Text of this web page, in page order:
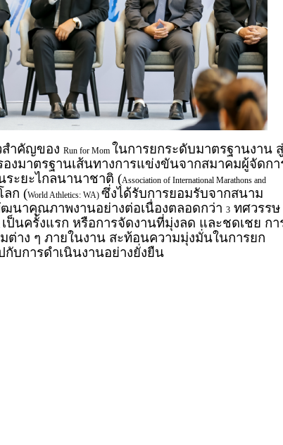
สำคัญของ Run for Mom ในการยกระดับมาตรฐานงาน สู่
งมาตรฐานเส้นทางการแข่งขันจากสมาคมผู้จัดกา
ะยะไกลนานาชาติ (Association of International Marathons and
ลก (World Athletics: WA) ซึ่งได้รับการยอมรับจากสนาม
นาคุณภาพงานอย่างต่อเนื่องตลอดกว่า 3 ทศวรรษ
เป็นครั้งแรก หรือการจัดงานที่มุ่งลด และชดเชย กา
ต่าง ๆ ภายในงาน สะท้อนความมุ่งมั่นในการยก
บการดำเนินงานอย่างยั่งยืน